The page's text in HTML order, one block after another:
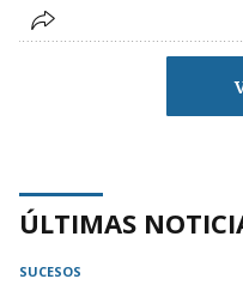
ÚLTIMAS
SUCESOS